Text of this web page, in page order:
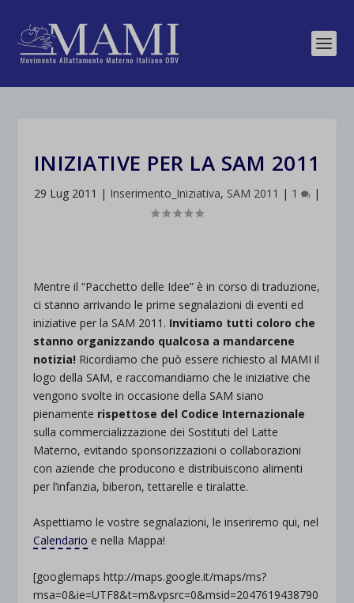
INIZIATIVE PER LA SAM 2011
29 Lug 2011 | Inserimento_Iniziativa, SAM 2011 | 1 |
Mentre il “Pacchetto delle Idee” è in corso di traduzione,
ci stanno arrivando le prime segnalazioni di eventi ed
iniziative per la SAM 2011. Invitiamo tutti coloro che
stanno organizzando qualcosa a mandarcene
notizia! Ricordiamo che può essere richiesto al MAMI il
logo della SAM, e raccomandiamo che le iniziative che
vengono svolte in occasione della SAM siano
pienamente rispettose del Codice Internazionale
sulla commercializzazione dei Sostituti del Latte
Materno, evitando sponsorizzazioni o collaborazioni
con aziende che producono e distribuiscono alimenti
per l’infanzia, biberon, tettarelle e tiralatte.
Aspettiamo le vostre segnalazioni, le inseriremo qui, nel
Calendario e nella Mappa!
[googlemaps http://maps.google.it/maps/ms?
msa=0&ie=UTF8&t=m&vpsrc=0&msid=2047619438790